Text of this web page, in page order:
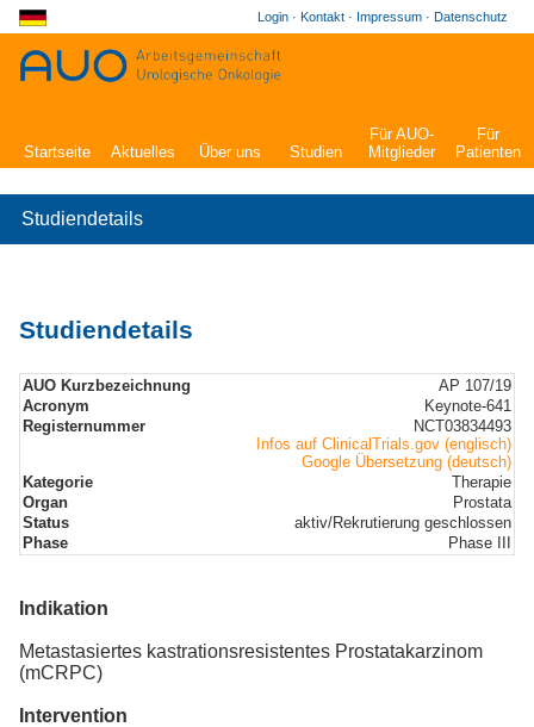
Login · Kontakt · Impressum · Datenschutz
Startseite Aktuelles Über uns Studien
Für AUO-
Mitglieder
Für
Patienten
Studiendetails
Studiendetails
AUO Kurzbezeichnung
AP 107/19
Acronym
Keynote-641
Registernummer
NCT03834493
Infos auf ClinicalTrials.gov (englisch)
Google Übersetzung (deutsch)
Kategorie
Therapie
Organ
Prostata
Status
aktiv/Rekrutierung geschlossen
Phase
Phase III
Indikation
Metastasiertes kastrationsresistentes Prostatakarzinom
(mCRPC)
Intervention